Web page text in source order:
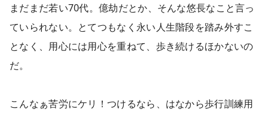
まだまだ若い70代。億劫だとか、そんな悠長なこと言っ
ていられない。とてつもなく永い人生階段を踏み外すこ
となく、用心には用心を重ねて、歩き続けるほかないの
だ。
こんなぁ苦労にケリ！つけるなら、はなから歩行訓練用